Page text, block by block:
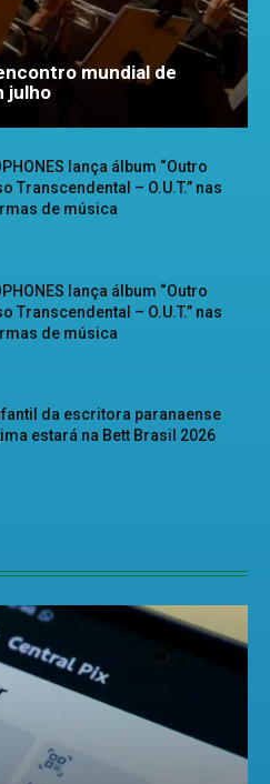
mundial de
julho
lança álbum “Outro
Transcendental – O.U.T.” nas
de música
lança álbum “Outro
Transcendental – O.U.T.” nas
de música
da escritora paranaense
estará na Bett Brasil 2026